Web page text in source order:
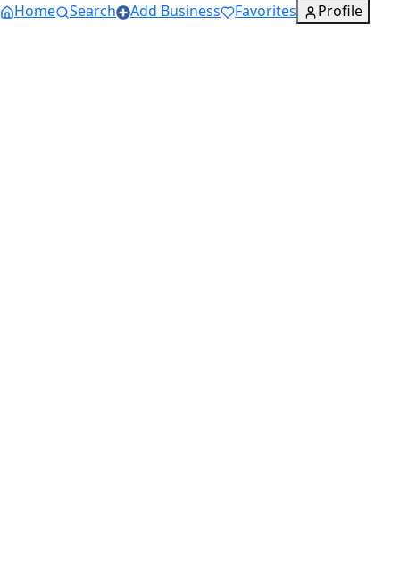
Home
Search Add Business Favorites Profile